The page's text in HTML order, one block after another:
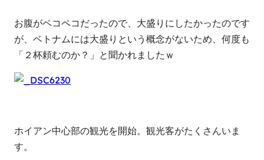
お腹がペコペコだったので、大盛りにしたかったのです
が、ベトナムには大盛りという概念がないため、何度も
「２杯頼むのか？」と聞かれましたｗ
ホイアン中心部の観光を開始。観光客がたくさんいま
す。